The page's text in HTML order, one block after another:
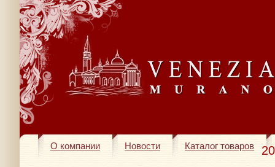
О компании Новости Каталог товаров